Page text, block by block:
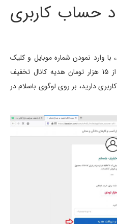
حساب کاربری
با وارد نمودن شماره موبایل و کلیک
روی «نصب اپ و دریافت هدیه» از 15 هزار تومان هدیه کانال تخفیف
دارید، بر روی لوگوی باسلام در